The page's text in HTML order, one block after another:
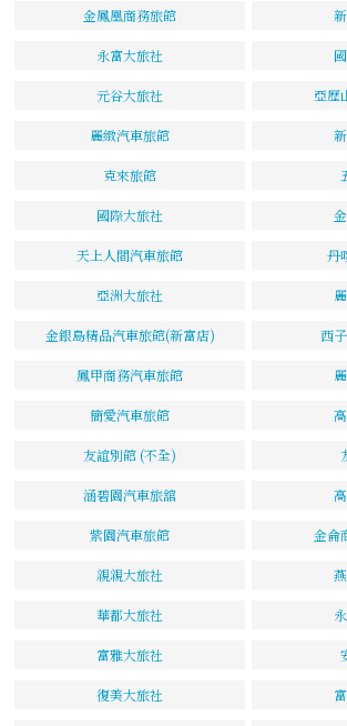
金鳳凰商務旅館
永富大旅社
元谷大旅社 亞歷
麗緻汽車旅館
克來旅館
國際大旅社
天上人間汽車旅館 丹
亞洲大旅社
金銀島精品汽車旅館(新富店) 西
鳳甲商務汽車旅館
簡愛汽車旅館
友誼別館 (不全)
涵碧園汽車旅舘
紫園汽車旅館 金侖
親親大旅社
華都大旅社
富雅大旅社
復美大旅社